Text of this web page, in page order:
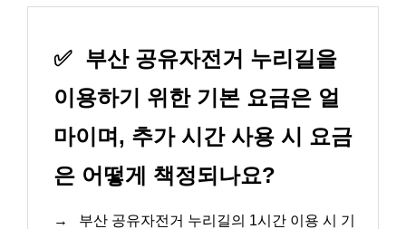
✅ 부산 공유자전거 누리길을
이용하기 위한 기본 요금은 얼
마이며, 추가 시간 사용 시 요금
은 어떻게 책정되나요?
→
부산 공유자전거 누리길의 1시간 이용 시 기